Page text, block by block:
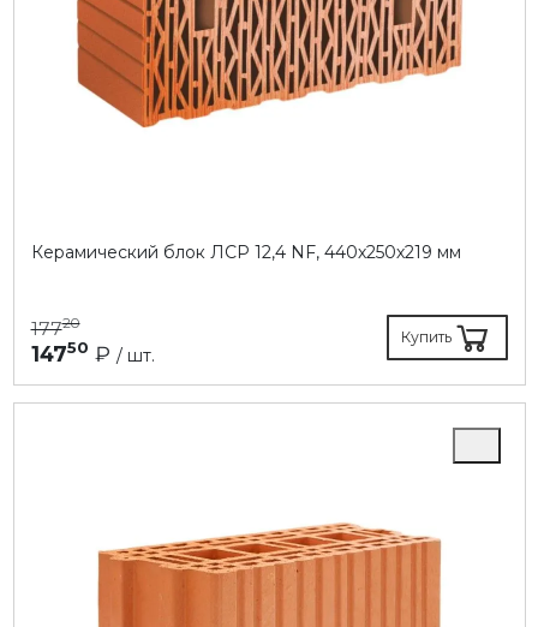
Керамический блок ЛСР 12,4 NF, 440х250х219 мм
17720
14750 ₽ / шт.
Купить